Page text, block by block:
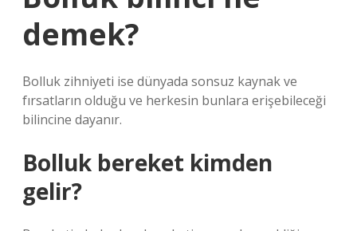
demek?
Bolluk zihniyeti ise dünyada sonsuz kaynak ve
fırsatların olduğu ve herkesin bunlara erişebileceği
bilincine dayanır.
Bolluk bereket kimden
gelir?